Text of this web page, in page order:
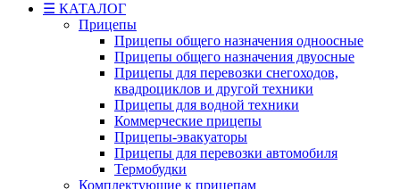
☰ КАТАЛОГ
Прицепы
Прицепы общего назначения одноосные
Прицепы общего назначения двуосные
Прицепы для перевозки снегоходов,
квадроциклов и другой техники
Прицепы для водной техники
Коммерческие прицепы
Прицепы-эвакуаторы
Прицепы для перевозки автомобиля
Термобудки
Комплектующие к прицепам